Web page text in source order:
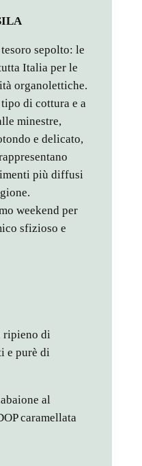
sepolto: le
Italia per le
organolettiche.
di cottura e a
minestre,
e delicato,
più diffusi
weekend per
sfizioso e
ripieno di
e purè di
al
caramellata